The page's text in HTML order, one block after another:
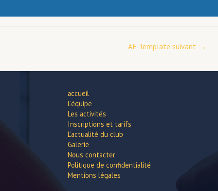
AE Template suivant →
accueil
L’équipe
Les activités
Inscriptions et tarifs
L’actualité du club
Galerie
Nous contacter
Politique de confidentialité
Mentions légales